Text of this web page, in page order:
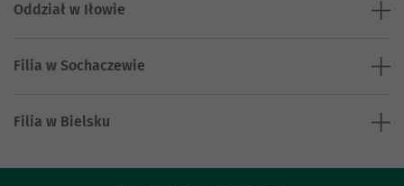
Oddział w Iłowie
Filia w Sochaczewie
Filia w Bielsku